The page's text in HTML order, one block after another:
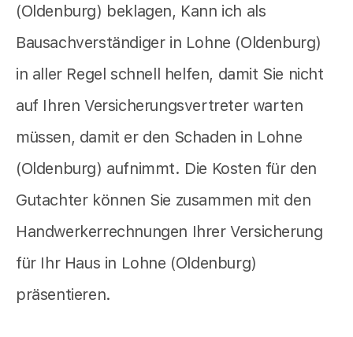
(Oldenburg) beklagen, Kann ich als
Bausachverständiger in Lohne (Oldenburg)
in aller Regel schnell helfen, damit Sie nicht
auf Ihren Versicherungsvertreter warten
müssen, damit er den Schaden in Lohne
(Oldenburg) aufnimmt. Die Kosten für den
Gutachter können Sie zusammen mit den
Handwerkerrechnungen Ihrer Versicherung
für Ihr Haus in Lohne (Oldenburg)
präsentieren.